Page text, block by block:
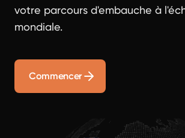
votre parcours d'embauche à
mondiale.
Commencer